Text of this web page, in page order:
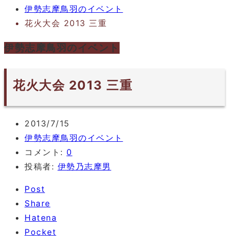
伊勢志摩鳥羽のイベント
花火大会 2013 三重
伊勢志摩鳥羽のイベント
花火大会 2013 三重
2013/7/15
伊勢志摩鳥羽のイベント
コメント: 0
投稿者: 伊勢乃志摩男
Post
Share
Hatena
Pocket